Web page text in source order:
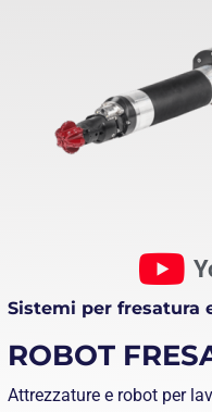
Sistemi per fresatura
ROBOT
Attrezzature e robot per